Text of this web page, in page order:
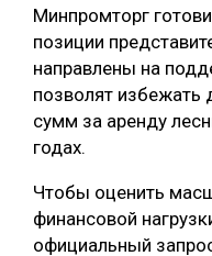
МЕБЕЛЬНОЕ
Минпромторг
позиции
направлены на
позволят избежать
сумм за аренду
годах.
Чтобы оценить
финансовой
официальный